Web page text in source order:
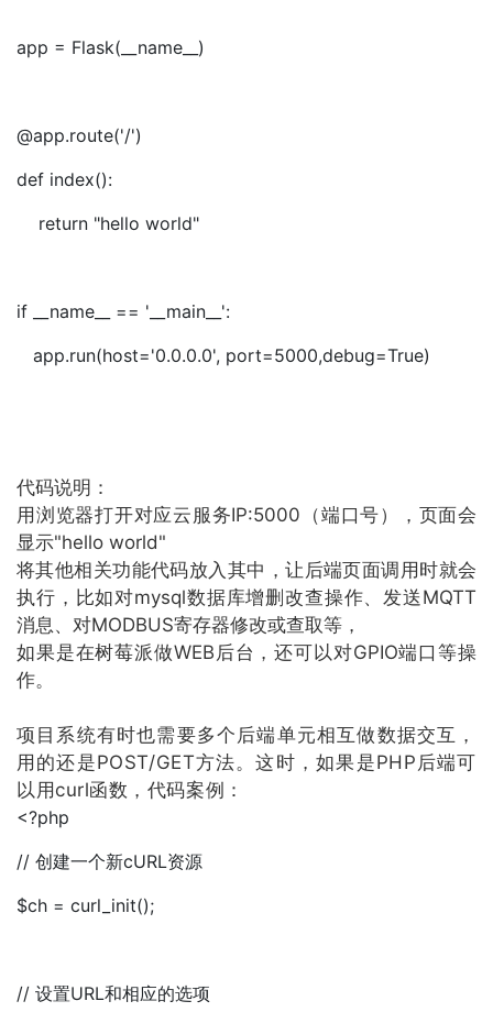
app = Flask(__name__)
@app.route('/')
def index():
return "hello world"
if __name__ == '__main__':
app.run(host='0.0.0.0', port=5000,debug=True)
代码说明：
用浏览器打开对应云服务IP:5000（端口号），页面会
显示"hello world"
将其他相关功能代码放入其中，让后端页面调用时就会
执行，比如对mysql数据库增删改查操作、发送MQTT
消息、对MODBUS寄存器修改或查取等，
如果是在树莓派做WEB后台，还可以对GPIO端口等操
作。
项目系统有时也需要多个后端单元相互做数据交互，
用的还是POST/GET方法。这时，如果是PHP后端可
以用curl函数，代码案例：
<?php
// 创建一个新cURL资源
$ch = curl_init();
// 设置URL和相应的选项